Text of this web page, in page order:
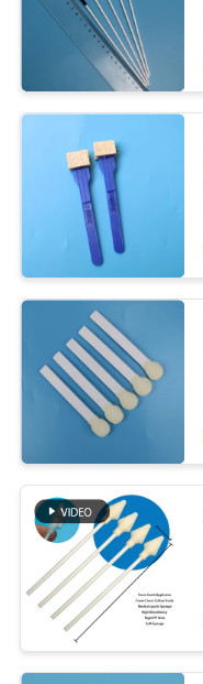
СВЯЖИТЕСЬ
НАМИ
НОВОСТИ
СЛУЧАИ
ЗАПРОСИТЕ
ЦИТАТУ
КАРТА
САЙТА
PRIVACY
POLICY